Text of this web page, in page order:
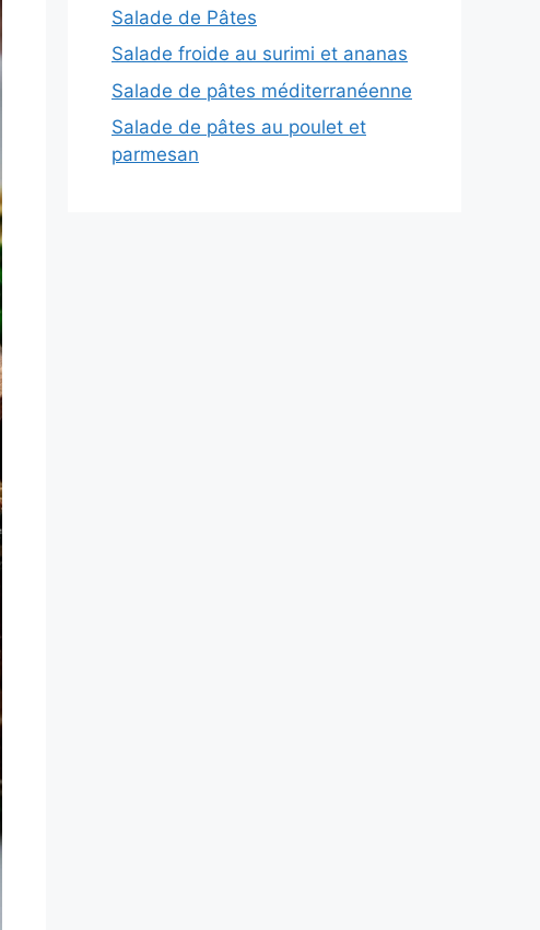
Salade de Pâtes
Salade froide au surimi et ananas
Salade de pâtes méditerranéenne
Salade de pâtes au poulet et
parmesan